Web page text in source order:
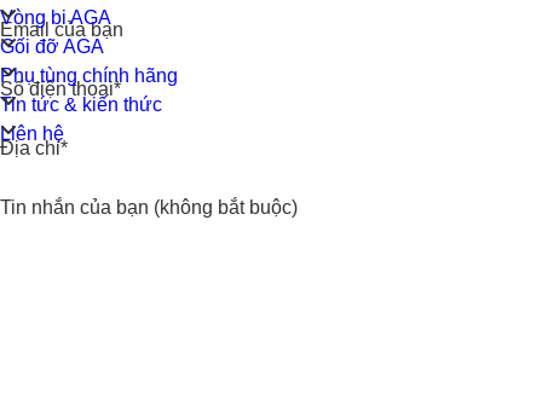
Email của bạn
Số điện thoại*
Địa chỉ*
Tin nhắn của bạn (không bắt buộc)
Vòng bi AGA
Gối đỡ AGA
Phụ tùng chính hãng
Tin tức & kiến thức
Liên hệ